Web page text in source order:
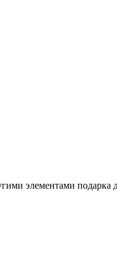
элементами подарка